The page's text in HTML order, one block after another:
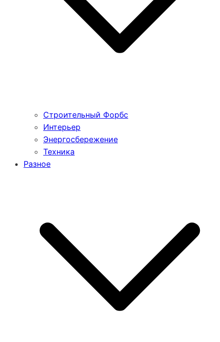
Строительный Форбс
Интерьер
Энергосбережение
Техника
Разное